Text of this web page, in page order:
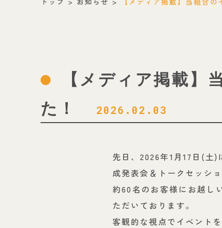
【メディア掲載
た！
2026.02.03
先日、2026年1月17日(
成発表会＆トークセッシ
約60名のお客様にお越し
ただいております。
客観的な視点でイベント